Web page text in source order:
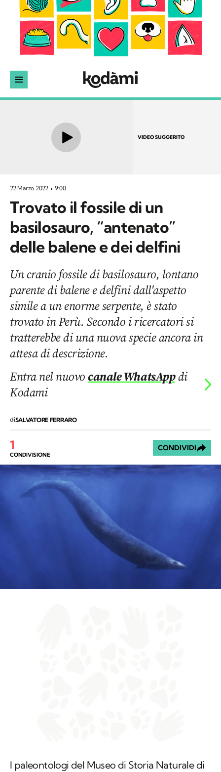
VIDEO SUGGERITO
22 Marzo 2022 9:00
Trovato il fossile di un
basilosauro, “antenato”
delle balene e dei delfini
Un cranio fossile di basilosauro, lontano
parente di balene e delfini dall'aspetto
simile a un enorme serpente, è stato
trovato in Perù. Secondo i ricercatori si
tratterebbe di una nuova specie ancora in
attesa di descrizione.
Entra nel nuovocanale WhatsAppdi
Kodami
diSALVATORE FERRARO
1
CONDIVISIONE
CONDIVIDI
I paleontologi del Museo di Storia Naturale di